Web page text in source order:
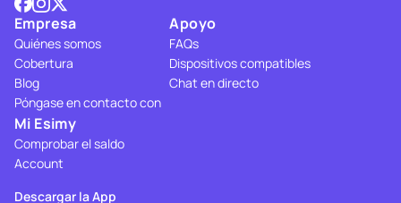
Empresa
Quiénes somos
Cobertura
Blog
Póngase en contacto con
Apoyo
FAQs
Dispositivos compatibles
Chat en directo
Mi Esimy
Comprobar el saldo
Account
Descargar la App